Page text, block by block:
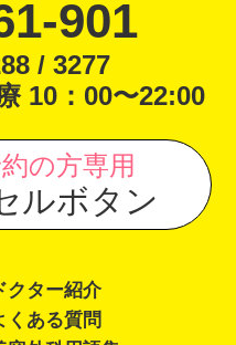
901
/ 3277
10：00〜22:00
の方専用
ルボタン
クター紹介
くある質問